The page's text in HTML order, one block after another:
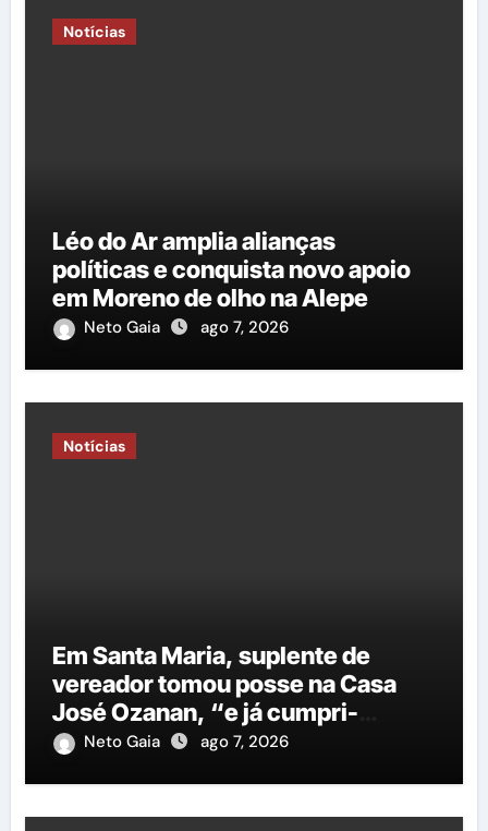
Notícias
Léo do Ar amplia alianças
políticas e conquista novo apoio
em Moreno de olho na Alepe
Neto Gaia ago 7, 2026
Notícias
Em Santa Maria, suplente de
vereador tomou posse na Casa
José Ozanan, “e já cumpri-
agenda ao lado do prefeito George
Neto Gaia ago 7, 2026